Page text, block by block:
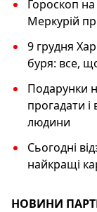
Гороскоп
Меркурій
9 грудня
буря: все,
Подарунки
прогадати
людини
Сьогодні
найкращі
НОВИНИ